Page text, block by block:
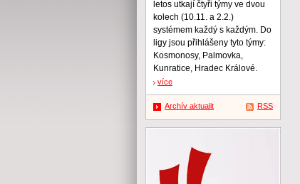
letos utkají čtyři týmy ve dvou
kolech (10.11. a 2.2.)
systémem každý s každým. Do
ligy jsou přihlášeny tyto týmy:
Kosmonosy, Palmovka,
Kunratice, Hradec Králové.
více
Archív aktualit RSS